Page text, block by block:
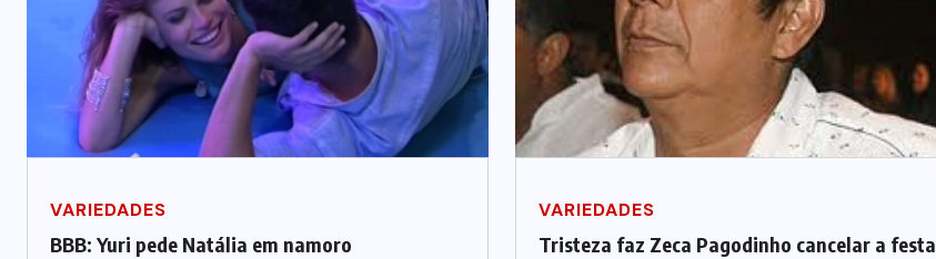
VARIEDADES
BBB: Yuri pede Natália em namoro
VARIEDADES
Tristeza faz Zeca Pagodinho cancelar a festa